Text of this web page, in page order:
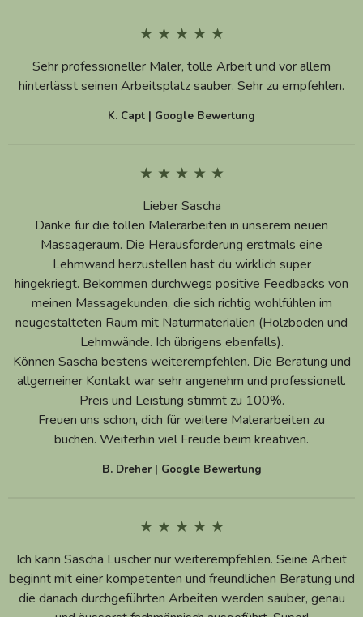
★ ★ ★ ★ ★
Sehr professioneller Maler, tolle Arbeit und vor allem
hinterlässt seinen Arbeitsplatz sauber. Sehr zu empfehlen.
K. Capt | Google Bewertung
★ ★ ★ ★ ★
Lieber Sascha
Danke für die tollen Malerarbeiten in unserem neuen
Massageraum. Die Herausforderung erstmals eine
Lehmwand herzustellen hast du wirklich super
hingekriegt. Bekommen durchwegs positive Feedbacks von
meinen Massagekunden, die sich richtig wohlfühlen im
neugestalteten Raum mit Naturmaterialien (Holzboden und
Lehmwände. Ich übrigens ebenfalls).
Können Sascha bestens weiterempfehlen. Die Beratung und
allgemeiner Kontakt war sehr angenehm und professionell.
Preis und Leistung stimmt zu 100%.
Freuen uns schon, dich für weitere Malerarbeiten zu
buchen. Weiterhin viel Freude beim kreativen.
B. Dreher | Google Bewertung
★ ★ ★ ★ ★
Ich kann Sascha Lüscher nur weiterempfehlen. Seine Arbeit
beginnt mit einer kompetenten und freundlichen Beratung und
die danach durchgeführten Arbeiten werden sauber, genau